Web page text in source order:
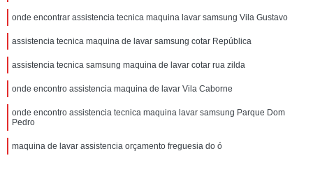
onde encontrar assistencia tecnica maquina lavar samsung Vila Gustavo
assistencia tecnica maquina de lavar samsung cotar República
assistencia tecnica samsung maquina de lavar cotar rua zilda
onde encontro assistencia maquina de lavar Vila Caborne
onde encontro assistencia tecnica maquina lavar samsung Parque Dom
Pedro
maquina de lavar assistencia orçamento freguesia do ó